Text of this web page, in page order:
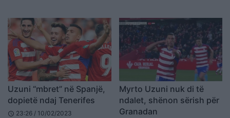
Uzuni “mbret” në Spanjë,
dopietë ndaj Tenerifes
schedule 23:26 / 10/02/2023
Myrto Uzuni nuk di të
ndalet, shënon sërish për
Granadan